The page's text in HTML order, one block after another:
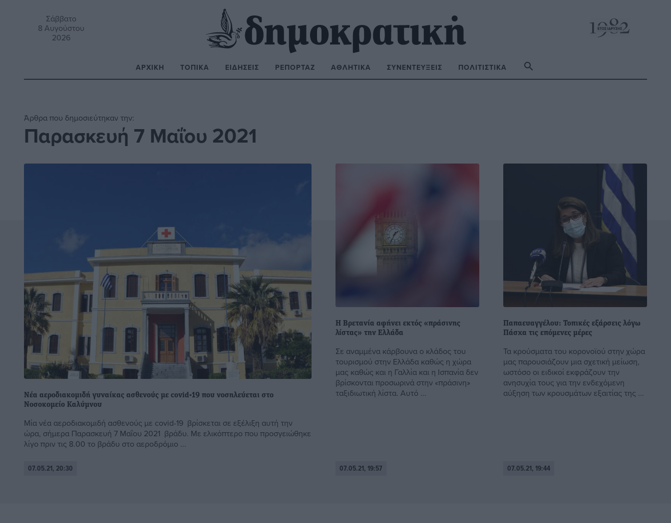
Σάββατο
8 Αυγούστου
2026
ΑΡΧΙΚΉ ΤΟΠΙΚΆ ΕΙΔΉΣΕΙΣ ΡΕΠΟΡΤΆΖ ΑΘΛΗΤΙΚΆ ΣΥΝΕΝΤΕΎΞΕΙΣ ΠΟΛΙΤΙΣΤΙΚΆ
Άρθρα που δημοσιεύτηκαν την:
Παρασκευή 7 Μαΐου 2021
Νέα αεροδιακομιδή γυναίκας ασθενούς με covid-19 που νοσηλεύεται στο
Νοσοκομείο Καλύμνου
Μία νέα αεροδιακομιδή ασθενούς με covid-19 βρίσκεται σε εξέλιξη αυτή την
ώρα, σήμερα Παρασκευή 7 Μαΐου 2021 βράδυ. Με ελικόπτερο που προσγειώθηκε
λίγο πριν τις 8.00 το βράδυ στο αεροδρόμιο ...
07.05.21, 20:30
Η Βρετανία αφήνει εκτός «πράσινης
λίστας» την Ελλάδα
Σε αναμμένα κάρβουνα ο κλάδος του
τουρισμού στην Ελλάδα καθώς η χώρα
μας καθώς και η Γαλλία και η Ισπανία δεν
βρίσκονται προσωρινά στην «πράσινη»
ταξιδιωτική λίστα. Αυτό ...
07.05.21, 19:57
Παπαευαγγέλου: Τοπικές εξάρσεις λόγω
Πάσχα τις επόμενες μέρες
Τα κρούσματα του κορονοϊού στην χώρα
μας παρουσιάζουν μια σχετική μείωση,
ωστόσο οι ειδικοί εκφράζουν την
ανησυχία τους για την ενδεχόμενη
αύξηση των κρουσμάτων εξαιτίας της ...
07.05.21, 19:44